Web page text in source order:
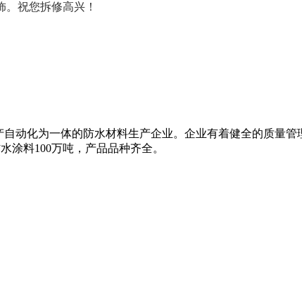
祝您拆修高兴！
动化为一体的防水材料生产企业。企业有着健全的质量
涂料100万吨，产品品种齐全。